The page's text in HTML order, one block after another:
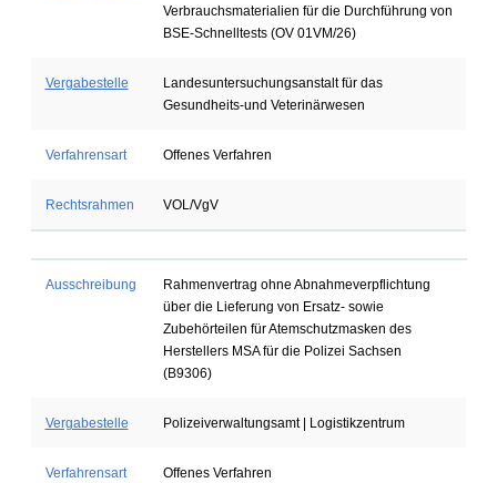
Verbrauchsmaterialien für die Durchführung von
BSE-Schnelltests (OV 01VM/26)
Vergabestelle
Landesuntersuchungsanstalt für das
Gesundheits-und Veterinärwesen
Verfahrensart Offenes Verfahren
Rechtsrahmen VOL/VgV
Ausschreibung
Rahmenvertrag ohne Abnahmeverpflichtung
über die Lieferung von Ersatz- sowie
Zubehörteilen für Atemschutzmasken des
Herstellers MSA für die Polizei Sachsen
(B9306)
Vergabestelle Polizeiverwaltungsamt | Logistikzentrum
Verfahrensart Offenes Verfahren